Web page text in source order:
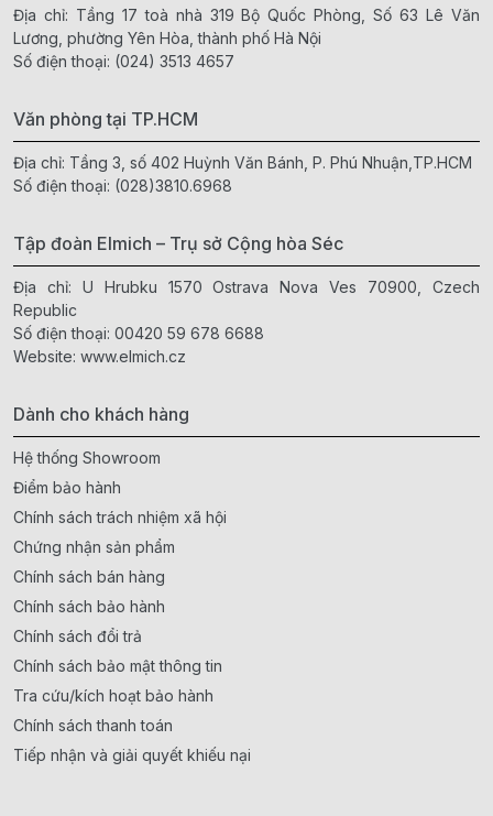
Địa chỉ: Tầng 17 toà nhà 319 Bộ Quốc Phòng, Số 63 Lê Văn
Lương, phường Yên Hòa, thành phố Hà Nội
Số điện thoại: (024) 3513 4657
Văn phòng tại TP.HCM
Địa chỉ: Tầng 3, số 402 Huỳnh Văn Bánh, P. Phú Nhuận,TP.HCM
Số điện thoại: (028)3810.6968
Tập đoàn Elmich – Trụ sở Cộng hòa Séc
Địa chỉ: U Hrubku 1570 Ostrava Nova Ves 70900, Czech
Republic
Số điện thoại: 00420 59 678 6688
Website: www.elmich.cz
Dành cho khách hàng
Hệ thống Showroom
Điểm bảo hành
Chính sách trách nhiệm xã hội
Chứng nhận sản phẩm
Chính sách bán hàng
Chính sách bảo hành
Chính sách đổi trả
Chính sách bảo mật thông tin
Tra cứu/kích hoạt bảo hành
Chính sách thanh toán
Tiếp nhận và giải quyết khiếu nại